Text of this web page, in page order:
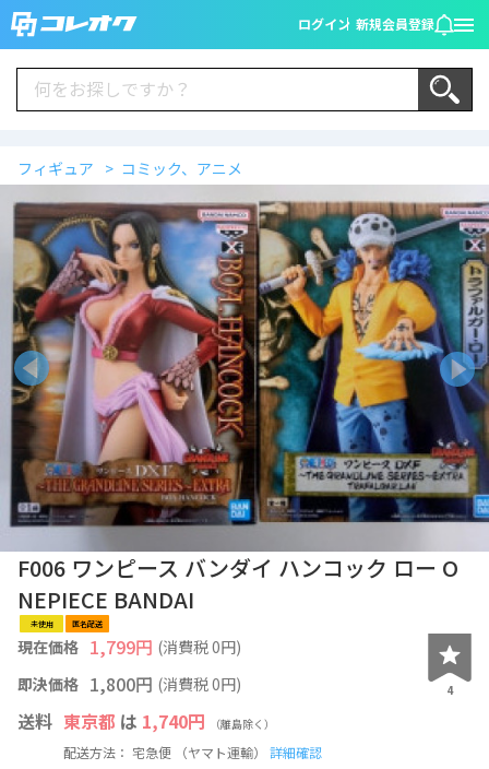
ログイン 新規会員登録
フィギュア コミック、アニメ
F006 ワンピース バンダイ ハンコック ロー O
NEPIECE BANDAI
未使用 匿名配送
現在価格 1,799円 (消費税0円)
即決価格 1,800円 (消費税 0円) 4
送料 東京都 は 1,740円 （離島除く）
配送方法： 宅急便 （ヤマト運輸） 詳細確認